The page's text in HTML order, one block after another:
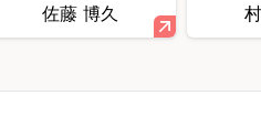
佐藤 博久